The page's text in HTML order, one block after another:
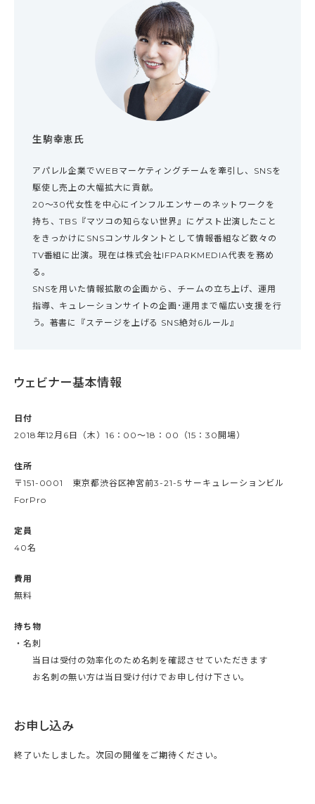
生駒幸恵氏
アパレル企業でWEBマーケティングチームを牽引し、SNSを
駆使し売上の大幅拡大に貢献。
20～30代女性を中心にインフルエンサーのネットワークを
持ち、TBS『マツコの知らない世界』にゲスト出演したこと
をきっかけにSNSコンサルタントとして情報番組など数々の
TV番組に出演。現在は株式会社IFPARKMEDIA代表を務め
る。
SNSを用いた情報拡散の企画から、チームの立ち上げ、運用
指導、キュレーションサイトの企画･運用まで幅広い支援を行
う。著書に『ステージを上げる SNS絶対6ルール』
ウェビナー基本情報
日付
2018年12月6日（木）16：00～18：00（15：30開場）
住所
〒151-0001 東京都渋⾕区神宮前3-21-5 サーキュレーションビル
ForPro
定員
40名
費用
無料
持ち物
・名刺
当日は受付の効率化のため名刺を確認させていただきます
お名刺の無い方は当日受け付けでお申し付け下さい。
お申し込み
終了いたしました。次回の開催をご期待ください。